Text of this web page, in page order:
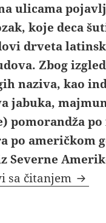
ulicama
koje deca
drveta
Zbog
naziva, kao
jabuka,
pomorandža
po američkom
sa čitanjem Da li